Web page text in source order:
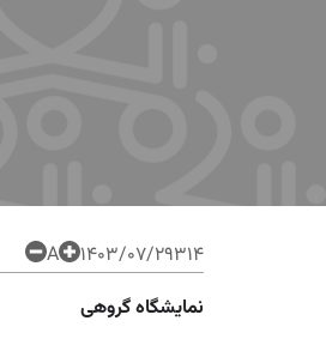
314۱۴۰۳/۰۷/۲۹
A
نمایشگاه گروهی